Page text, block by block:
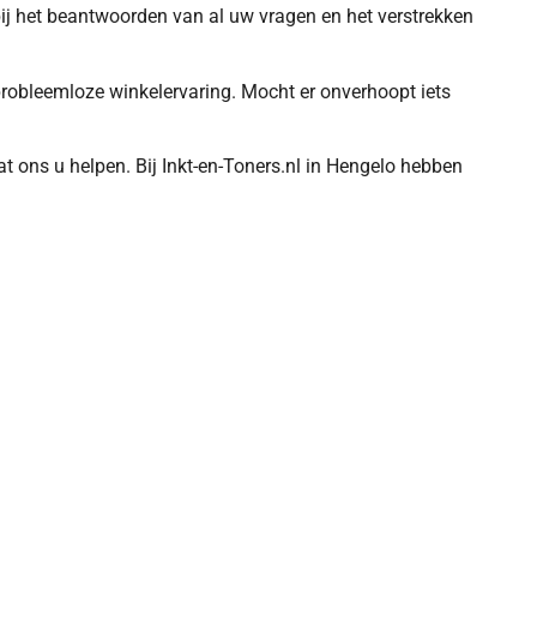
beantwoorden van al uw vragen en het verstrekken
winkelervaring. Mocht er onverhoopt iets
u helpen. Bij Inkt-en-Toners.nl in Hengelo hebben